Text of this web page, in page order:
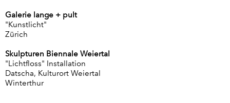
Galerie lange + pult
"Kunstlicht"
Zürich
Skulpturen Biennale Weiertal
"Lichtfloss" Installation
Datscha, Kulturort Weiertal
Winterthur